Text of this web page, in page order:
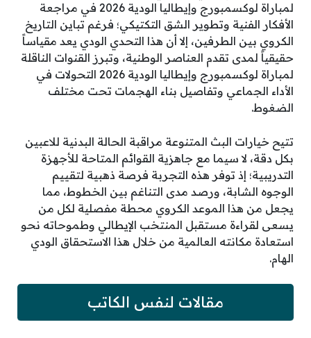
لمباراة لوكسمبورج وإيطاليا الودية 2026 في مراجعة
الأفكار الفنية وتطوير الشق التكتيكي؛ فرغم تباين التاريخ
الكروي بين الطرفين، إلا أن هذا التحدي الودي يعد مقياساً
حقيقياً لمدى تقدم العناصر الوطنية، وتبرز القنوات الناقلة
لمباراة لوكسمبورج وإيطاليا الودية 2026 التحولات في
الأداء الجماعي وتفاصيل بناء الهجمات تحت مختلف
الضغوط.
تتيح خيارات البث المتنوعة مراقبة الحالة البدنية للاعبين
بكل دقة، لا سيما مع جاهزية القوائم المتاحة للأجهزة
التدريبية؛ إذ توفر هذه التجربة فرصة ذهبية لتقييم
الوجوه الشابة، ورصد مدى التناغم بين الخطوط، مما
يجعل من هذا الموعد الكروي محطة مفصلية لكل من
يسعى لقراءة مستقبل المنتخب الإيطالي وطموحاته نحو
استعادة مكانته العالمية من خلال هذا الاستحقاق الودي
الهام.
مقالات لنفس الكاتب